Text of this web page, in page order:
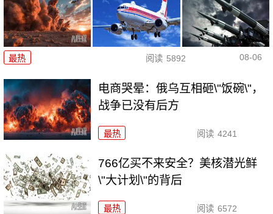
最热 阅读 5892 08-06
电商哭晕：俄乌互相砸\"饭碗\"，
战争已没有后方
最热 阅读 4241
766亿买不来安全？美核潜光鲜
\"大计划\"的背后
最热 阅读 6572